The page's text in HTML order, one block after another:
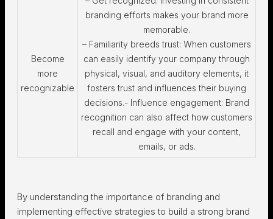
Become
more
recognizable
branding efforts makes your brand more
memorable.
– Familiarity breeds trust: When customers
can easily identify your company through
physical, visual, and auditory elements, it
fosters trust and influences their buying
decisions.- Influence engagement: Brand
recognition can also affect how customers
recall and engage with your content,
emails, or ads.
By understanding the importance of branding and
implementing effective strategies to build a strong brand